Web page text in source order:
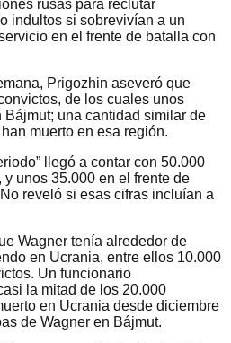
rusas para reclutar
indultos si sobrevivían a un
en el frente de batalla con
Prigozhin aseveró que
de los cuales unos
Bájmut; una cantidad similar de
muerto en esa región.
llegó a contar con 50.000
unos 35.000 en el frente de
reveló si esas cifras incluían a
Wagner tenía alrededor de
en Ucrania, entre ellos 10.000
Un funcionario
la mitad de los 20.000
en Ucrania desde diciembre
de Wagner en Bájmut.